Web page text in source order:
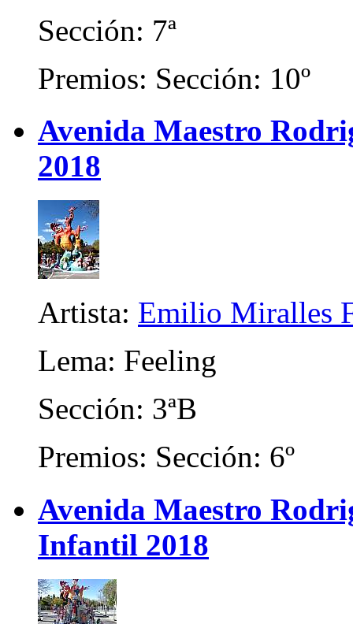
Sección: 7ª
Premios: Sección: 10º
Avenida Maestro
2018
Artista: Emilio Miralles
Lema: Feeling
Sección: 3ªB
Premios: Sección: 6º
Avenida Maestro
Infantil 2018